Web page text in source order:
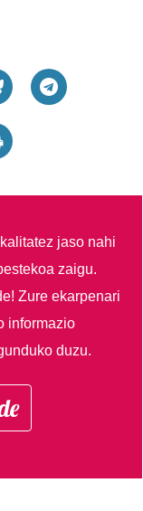
jaso nahi
zaigu.
Zure ekarpenari
informazio
duzu.